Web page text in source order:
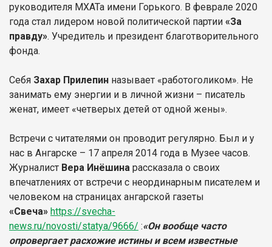
руководителя МХАТа имени Горького. В феврале 2020
года стал лидером новой политической партии «За
правду». Учредитель и президент благотворительного
фонда.
Себя Захар Прилепин называет «работоголиком». Не
занимать ему энергии и в личной жизни – писатель
женат, имеет «четверых детей от одной жены».
Встречи с читателями он проводит регулярно. Был и у
нас в Ангарске – 17 апреля 2014 года в Музее часов.
Журналист Вера Инёшина рассказала о своих
впечатлениях от встречи с неординарным писателем и
человеком на страницах ангарской газеты
«Свеча» https://svecha-
news.ru/novosti/statya/9666/ :«Он вообще часто
опровергает расхожие истины и всем известные